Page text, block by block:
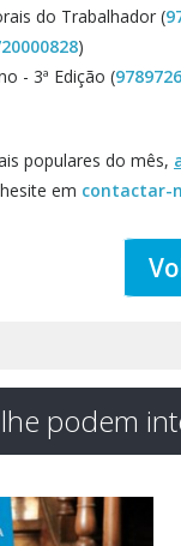
do Trabalhador (
)
- 3ª Edição (
populares do mês,
em contactar-
podem